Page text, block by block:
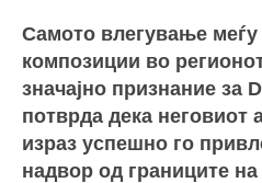
Самото влегување меѓу
композиции во
значајно признание за
потврда дека неговиот
израз успешно го
надвор од границите